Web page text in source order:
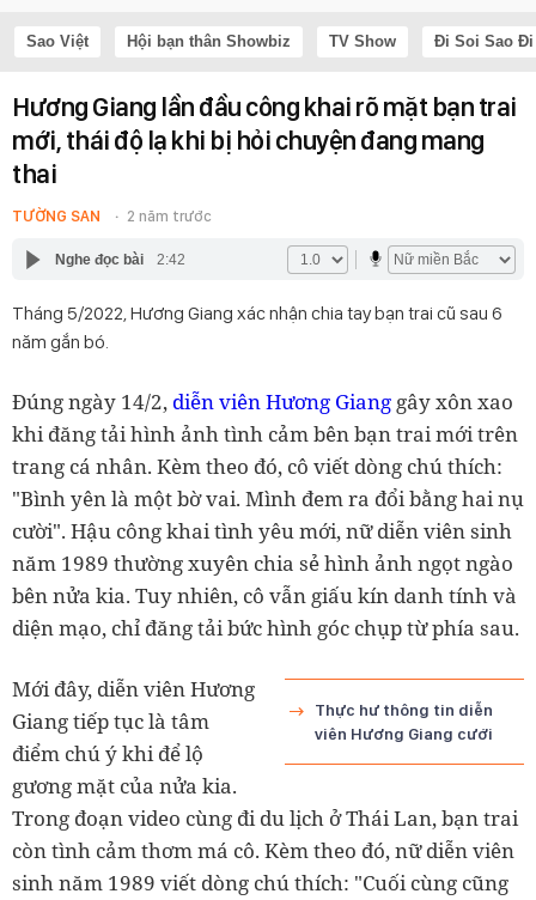
Sao Việt Hội bạn thân Showbiz TV Show Đi Soi Sao Đi
Hương Giang lần đầu công khai rõ mặt bạn trai
mới, thái độ lạ khi bị hỏi chuyện đang mang
thai
TƯỜNG SAN 2 năm trước
Nghe đọc bài 2:42
Tháng 5/2022, Hương Giang xác nhận chia tay bạn trai cũ sau 6
năm gắn bó.
Đúng ngày 14/2, diễn viên Hương Giang gây xôn xao
khi đăng tải hình ảnh tình cảm bên bạn trai mới trên
trang cá nhân. Kèm theo đó, cô viết dòng chú thích:
"Bình yên là một bờ vai. Mình đem ra đổi bằng hai nụ
cười". Hậu công khai tình yêu mới, nữ diễn viên sinh
năm 1989 thường xuyên chia sẻ hình ảnh ngọt ngào
bên nửa kia. Tuy nhiên, cô vẫn giấu kín danh tính và
diện mạo, chỉ đăng tải bức hình góc chụp từ phía sau.
Thực hư thông tin diễn
viên Hương Giang cưới
Mới đây, diễn viên Hương
Giang tiếp tục là tâm
điểm chú ý khi để lộ
gương mặt của nửa kia.
Trong đoạn video cùng đi du lịch ở Thái Lan, bạn trai
còn tình cảm thơm má cô. Kèm theo đó, nữ diễn viên
sinh năm 1989 viết dòng chú thích: "Cuối cùng cũng